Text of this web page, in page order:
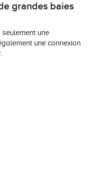
grandes baies
une
une connexion